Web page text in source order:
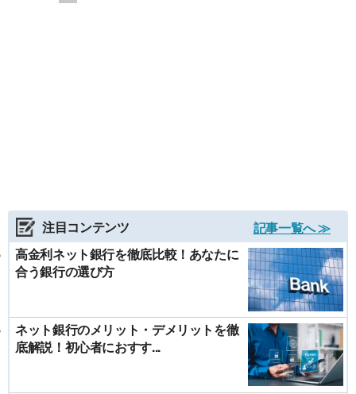
注目コンテンツ
記事一覧へ ≫
高金利ネット銀行を徹底比較！あなたに
合う銀行の選び方
ネット銀行のメリット・デメリットを徹
底解説！初心者におすす...